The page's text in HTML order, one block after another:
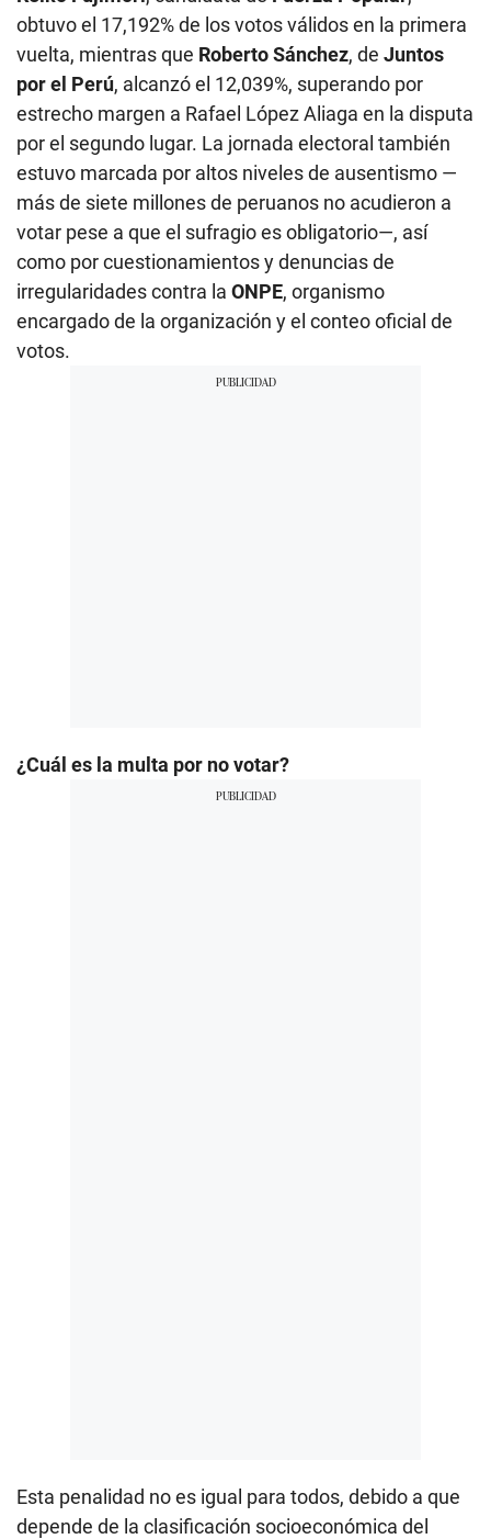
obtuvo el 17,192% de los votos válidos en la primera
vuelta, mientras que Roberto Sánchez, de Juntos
por el Perú, alcanzó el 12,039%, superando por
estrecho margen a Rafael López Aliaga en la disputa
por el segundo lugar. La jornada electoral también
estuvo marcada por altos niveles de ausentismo —
más de siete millones de peruanos no acudieron a
votar pese a que el sufragio es obligatorio—, así
como por cuestionamientos y denuncias de
irregularidades contra la ONPE, organismo
encargado de la organización y el conteo oficial de
votos.
¿Cuál es la multa por no votar?
Esta penalidad no es igual para todos, debido a que
depende de la clasificación socioeconómica del